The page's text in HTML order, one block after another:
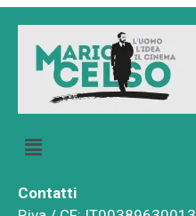
Contatti